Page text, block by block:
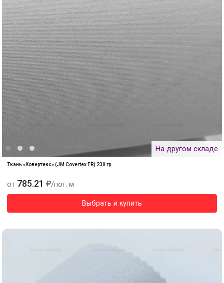
На другом складе
Ткань «Ковертекс» (JM Covertex FR) 230 гр
от 785.21 /пог. м
Выбрать и купить